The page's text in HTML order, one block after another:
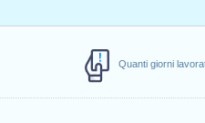
Quanti giorni